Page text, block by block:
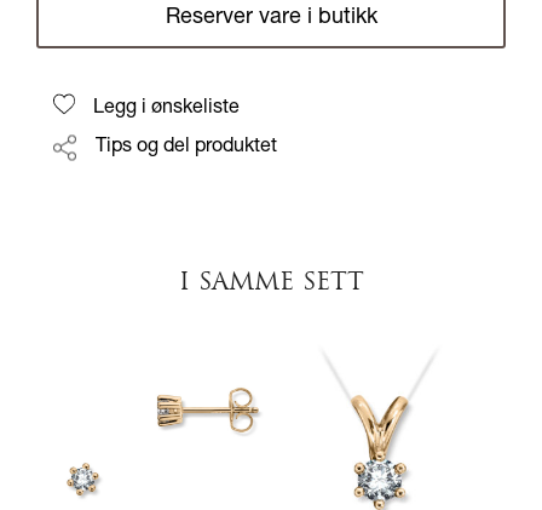
Reserver vare i butikk
Legg i ønskeliste
Tips og del produktet
I SAMME SETT